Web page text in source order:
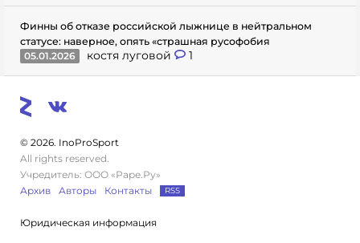
Финны об отказе российской лыжнице в нейтральном
статусе: наверное, опять «страшная русофобия
05.01.2026
костя луговой 1
© 2026. InoProSport
All rights reserved.
Учредитель: ООО «Раре.Ру»
Архив
Авторы Контакты RSS
Юридическая информация